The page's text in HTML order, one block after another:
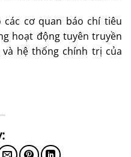
cơ quan báo chí tiêu
hoạt động tuyên truyền
hệ thống chính trị của